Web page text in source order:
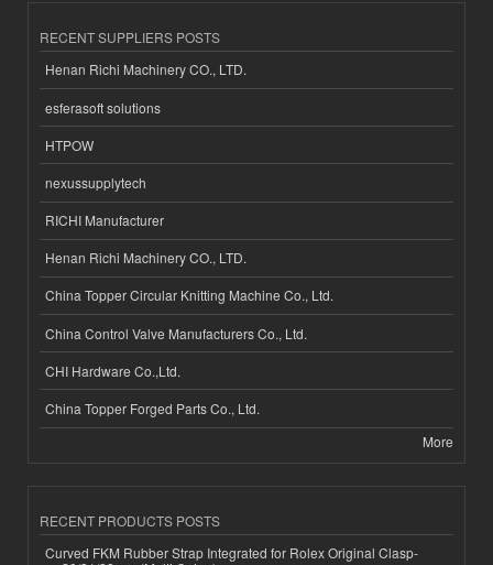
RECENT SUPPLIERS POSTS
Henan Richi Machinery CO., LTD.
esferasoft solutions
HTPOW
nexussupplytech
RICHI Manufacturer
Henan Richi Machinery CO., LTD.
China Topper Circular Knitting Machine Co., Ltd.
China Control Valve Manufacturers Co., Ltd.
CHI Hardware Co.,Ltd.
China Topper Forged Parts Co., Ltd.
More
RECENT PRODUCTS POSTS
Curved FKM Rubber Strap Integrated for Rolex Original Clasp-